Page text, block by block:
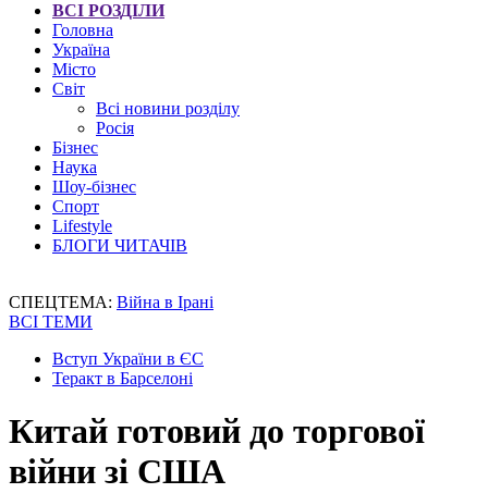
ВСІ РОЗДІЛИ
Головна
Україна
Місто
Світ
Всі новини розділу
Росія
Бізнес
Наука
Шоу-бізнес
Спорт
Lifestyle
БЛОГИ ЧИТАЧІВ
СПЕЦТЕМА: Війна в Ірані
ВСІ ТЕМИ
Вступ України в ЄС
Теракт в Барселоні
Китай готовий до торгової
війни зі США